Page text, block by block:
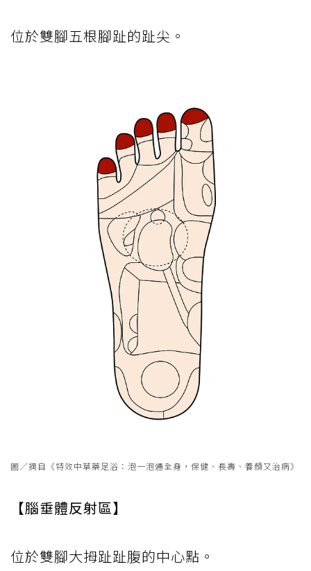
位於雙腳五根腳趾的趾尖。
圖／摘自《特效中草藥足浴：泡一泡通全身，保健、長壽、養顏又治病》
【腦垂體反射區】
位於雙腳大拇趾趾腹的中心點。